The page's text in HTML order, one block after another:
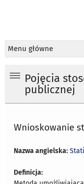
Menu główne
Pojęcia
publicznej
Wnioskowanie
Nazwa angielska:
Definicja: